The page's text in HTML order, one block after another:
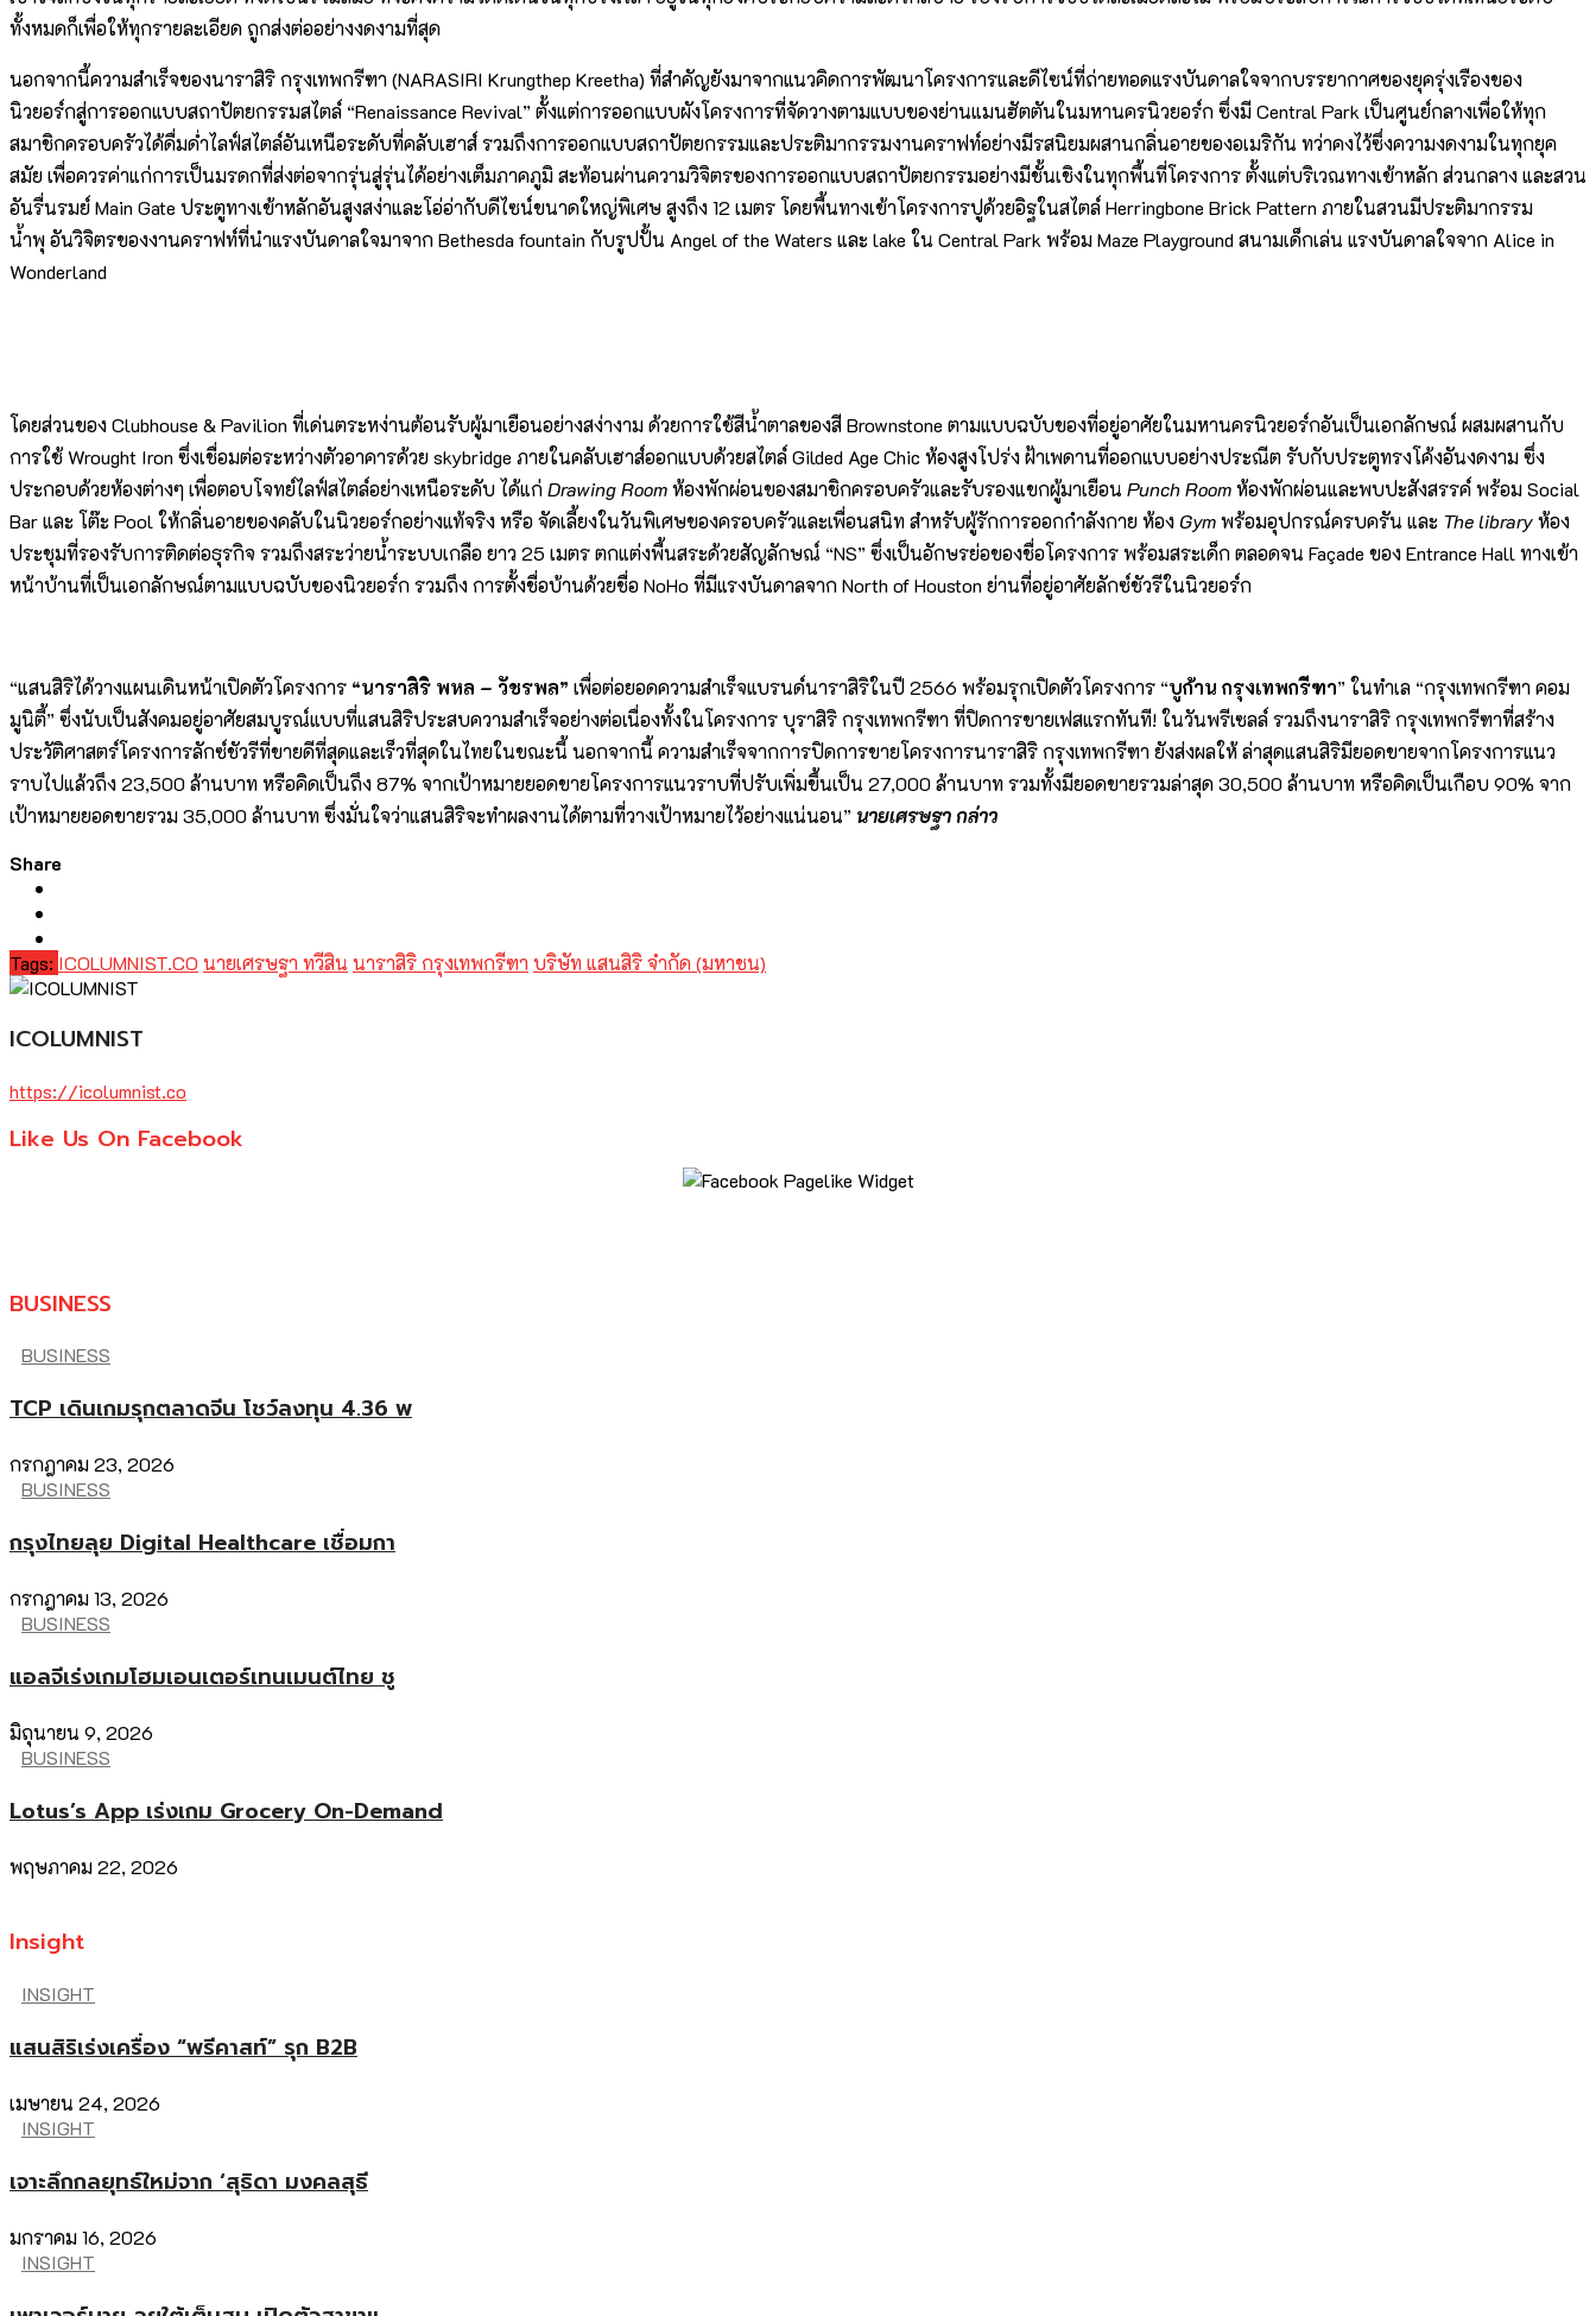
ทั้งหมดก็เพื่อให้ทุกรายละเอียด ถูกส่งต่ออย่างงดงามที่สุด
นอกจากนี้ความสำเร็จของนาราสิริ กรุงเทพกรีฑา (NARASIRI Krungthep Kreetha) ที่สำคัญยังมาจากแนวคิดการพัฒนาโครงการและดีไซน์ที่ถ่ายทอดแรงบันดาลใจจากบรรยากาศของยุครุ่งเรืองของ
นิวยอร์กสู่การออกแบบสถาปัตยกรรมสไตล์ “Renaissance Revival” ตั้งแต่การออกแบบผังโครงการที่จัดวางตามแบบของย่านแมนฮัตตันในมหานครนิวยอร์ก ซึ่งมี Central Park เป็นศูนย์กลางเพื่อให้ทุก
สมาชิกครอบครัวได้ดื่มด่ำไลฟ์สไตล์อันเหนือระดับที่คลับเฮาส์ รวมถึงการออกแบบสถาปัตยกรรมและประติมากรรมงานคราฟท์อย่างมีรสนิยมผสานกลิ่นอายของอเมริกัน ทว่าคงไว้ซึ่งความงดงามในทุกยุค
สมัย เพื่อควรค่าแก่การเป็นมรดกที่ส่งต่อจากรุ่นสู่รุ่นได้อย่างเต็มภาคภูมิ สะท้อนผ่านความวิจิตรของการออกแบบสถาปัตยกรรมอย่างมีชั้นเชิงในทุกพื้นที่โครงการ ตั้งแต่บริเวณทางเข้าหลัก ส่วนกลาง และสวน
อันรื่นรมย์ Main Gate ประตูทางเข้าหลักอันสูงสง่าและโอ่อ่ากับดีไซน์ขนาดใหญ่พิเศษ สูงถึง 12 เมตร โดยพื้นทางเข้าโครงการปูด้วยอิฐในสไตล์ Herringbone Brick Pattern ภายในสวนมีประติมากรรม
น้ำพุ อันวิจิตรของงานคราฟท์ที่นำแรงบันดาลใจมาจาก Bethesda fountain กับรูปปั้น Angel of the Waters และ lake ใน Central Park พร้อม Maze Playground สนามเด็กเล่น แรงบันดาลใจจาก Alice in
Wonderland
โดยส่วนของ Clubhouse & Pavilion ที่เด่นตระหง่านต้อนรับผู้มาเยือนอย่างสง่างาม ด้วยการใช้สีน้ำตาลของสี Brownstone ตามแบบฉบับของที่อยู่อาศัยในมหานครนิวยอร์กอันเป็นเอกลักษณ์ ผสมผสานกับ
การใช้ Wrought Iron ซึ่งเชื่อมต่อระหว่างตัวอาคารด้วย skybridge ภายในคลับเฮาส์ออกแบบด้วยสไตล์ Gilded Age Chic ห้องสูงโปร่ง ฝ้าเพดานที่ออกแบบอย่างประณีต รับกับประตูทรงโค้งอันงดงาม ซึ่ง
ประกอบด้วยห้องต่างๆ เพื่อตอบโจทย์ไลฟ์สไตล์อย่างเหนือระดับ ได้แก่Drawing Roomห้องพักผ่อนของสมาชิกครอบครัวและรับรองแขกผู้มาเยือน Punch Roomห้องพักผ่อนและพบปะสังสรรค์ พร้อม Social
Bar และ โต๊ะ Pool ให้กลิ่นอายของคลับในนิวยอร์กอย่างแท้จริง หรือ จัดเลี้ยงในวันพิเศษของครอบครัวและเพื่อนสนิท สำหรับผู้รักการออกกำลังกาย ห้องGymพร้อมอุปกรณ์ครบครัน และ The libraryห้อง
ประชุมที่รองรับการติดต่อธุรกิจ รวมถึงสระว่ายน้ำระบบเกลือ ยาว 25 เมตร ตกแต่งพื้นสระด้วยสัญลักษณ์ “NS” ซึ่งเป็นอักษรย่อของชื่อโครงการ พร้อมสระเด็ก ตลอดจน Façade ของ Entrance Hall ทางเข้า
หน้าบ้านที่เป็นเอกลักษณ์ตามแบบฉบับของนิวยอร์ก รวมถึง การตั้งชื่อบ้านด้วยชื่อ NoHo ที่มีแรงบันดาลจาก North of Houston ย่านที่อยู่อาศัยลักซ์ชัวรีในนิวยอร์ก
“แสนสิริได้วางแผนเดินหน้าเปิดตัวโครงการ “นาราสิริ พหล – วัชรพล” เพื่อต่อยอดความสำเร็จแบรนด์นาราสิริในปี 2566 พร้อมรุกเปิดตัวโครงการ “บูก้าน กรุงเทพกรีฑา” ในทำเล “กรุงเทพกรีฑา คอม
มูนิตี้” ซึ่งนับเป็นสังคมอยู่อาศัยสมบูรณ์แบบที่แสนสิริประสบความสำเร็จอย่างต่อเนื่องทั้งในโครงการ บุราสิริ กรุงเทพกรีฑา ที่ปิดการขายเฟสแรกทันที! ในวันพรีเซลล์ รวมถึงนาราสิริ กรุงเทพกรีฑาที่สร้าง
ประวัติศาสตร์โครงการลักซ์ชัวรีที่ขายดีที่สุดและเร็วที่สุดในไทยในขณะนี้ นอกจากนี้ ความสำเร็จจากการปิดการขายโครงการนาราสิริ กรุงเทพกรีฑา ยังส่งผลให้ ล่าสุดแสนสิริมียอดขายจากโครงการแนว
ราบไปแล้วถึง 23,500 ล้านบาท หรือคิดเป็นถึง 87% จากเป้าหมายยอดขายโครงการแนวราบที่ปรับเพิ่มขึ้นเป็น 27,000 ล้านบาท รวมทั้งมียอดขายรวมล่าสุด 30,500 ล้านบาท หรือคิดเป็นเกือบ 90% จาก
เป้าหมายยอดขายรวม 35,000 ล้านบาท ซึ่งมั่นใจว่าแสนสิริจะทำผลงานได้ตามที่วางเป้าหมายไว้อย่างแน่นอน” นายเศรษฐา กล่าว
Share
Tags: ICOLUMNIST.CO นายเศรษฐา ทวีสิน นาราสิริ กรุงเทพกรีฑา บริษัท แสนสิริ จำกัด (มหาชน)
ICOLUMNIST
https://icolumnist.co
Like Us On Facebook
BUSINESS
BUSINESS
TCP เดินเกมรุกตลาดจีน โชว์ลงทุน 4.36 พ
กรกฎาคม 23, 2026
BUSINESS
กรุงไทยลุย Digital Healthcare เชื่อมกา
กรกฎาคม 13, 2026
BUSINESS
แอลจีเร่งเกมโฮมเอนเตอร์เทนเมนต์ไทย ชู
มิถุนายน 9, 2026
BUSINESS
Lotus’s App เร่งเกม Grocery On-Demand
พฤษภาคม 22, 2026
Insight
INSIGHT
แสนสิริเร่งเครื่อง “พรีคาสท์” รุก B2B
เมษายน 24, 2026
INSIGHT
เจาะลึกกลยุทธ์ใหม่จาก ‘สุธิดา มงคลสุธี
มกราคม 16, 2026
INSIGHT